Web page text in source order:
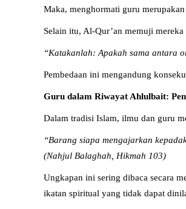
Maka, menghormati guru
Selain itu, Al-Qur’an memuji
“Katakanlah: Apakah sama antara
Pembedaan ini mengandung
Guru dalam Riwayat Ahlulbait:
Dalam tradisi Islam, ilmu dan guru
“Barang siapa mengajarkan
(Nahjul Balaghah, Hikmah 103)
Ungkapan ini sering dibaca secara
ikatan spiritual yang tidak dapat